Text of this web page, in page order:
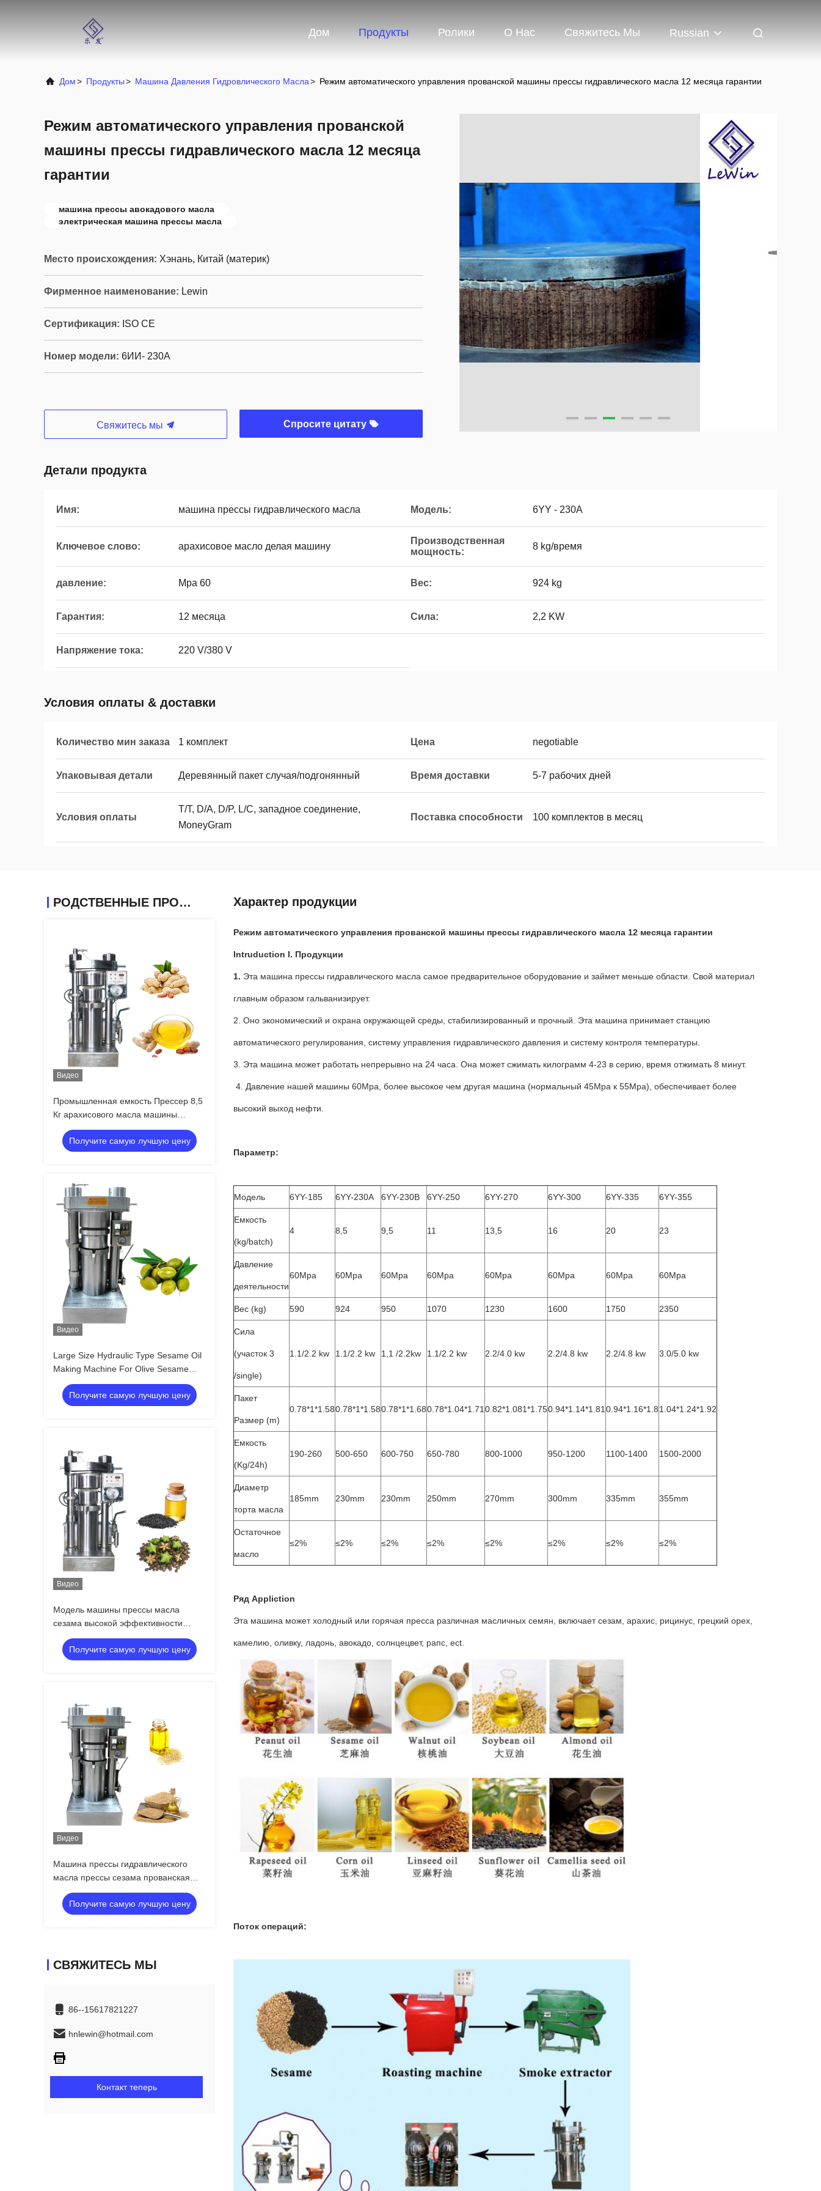
Дом Продукты Ролики О Нас Свяжитесь Мы Russian
Дом> Продукты> Машина Давления Гидровлического Масла> Режим автоматического управления прованской машины прессы гидравлического масла 12 месяца гарантии
Режим автоматического управления прованской
машины прессы гидравлического масла 12 месяца
гарантии
машина прессы авокадового масла
электрическая машина прессы масла
Место происхождения: Хэнань, Китай (материк)
Фирменное наименование: Lewin
Сертификация: ISO CE
Номер модели: 6ИИ- 230А
Свяжитесь мы Спросите цитату
Детали продукта
Имя: машина прессы гидравлического масла Модель: 6YY - 230A
Ключевое слово: арахисовое масло делая машину
Производственная
мощность:
8 kg/время
давление: Mpa 60 Вес: 924 kg
Гарантия: 12 месяца Сила: 2,2 KW
Напряжение тока: 220 V/380 V
Условия оплаты & доставки
Количество мин заказа 1 комплект Цена negotiable
Упаковывая детали Деревянный пакет случая/подгонянный Время доставки 5-7 рабочих дней
Условия оплаты
T/T, D/A, D/P, L/C, западное соединение,
MoneyGram
Поставка способности 100 комплектов в месяц
РОДСТВЕННЫЕ ПРОДУКТЫ
Видео
Промышленная емкость Прессер 8,5
Кг арахисового масла машины
прессы гидравлического масла/серии
Получите самую лучшую цену
Видео
Large Size Hydraulic Type Sesame Oil
Making Machine For Olive Sesame
Avocado
Получите самую лучшую цену
Видео
Модель машины прессы масла
сезама высокой эффективности
гидравлическая
Получите самую лучшую цену
Видео
Машина прессы гидравлического
масла прессы сезама прованская
горячая подгоняет напряжение тока
Получите самую лучшую цену
СВЯЖИТЕСЬ МЫ
86--15617821227
hnlewin@hotmail.com
Контакт теперь
Характер продукции
Режим автоматического управления прованской машины прессы гидравлического масла 12 месяца гарантии
Intruduction I. Продукции
1. Эта машина прессы гидравлического масла самое предварительное оборудование и займет меньше области. Свой материал
главным образом гальванизирует.
2. Оно экономический и охрана окружающей среды, стабилизированный и прочный. Эта машина принимает станцию
автоматического регулирования, систему управления гидравлического давления и систему контроля температуры.
3. Эта машина может работать непрерывно на 24 часа. Она может сжимать килограмм 4-23 в серию, время отжимать 8 минут.
4. Давление нашей машины 60Mpa, более высокое чем другая машина (нормальный 45Mpa к 55Mpa), обеспечивает более
высокий выход нефти.
Параметр:
Модель 6YY-185 6YY-230A 6YY-230B 6YY-250 6YY-270 6YY-300 6YY-335 6YY-355
Емкость
(kg/batch)
4 8,5 9,5 11 13,5 16 20 23
Давление
деятельности
60Mpa 60Mpa 60Mpa 60Mpa 60Mpa 60Mpa 60Mpa 60Mpa
Вес (kg) 590 924 950 1070 1230 1600 1750 2350
Сила
(участок 3
/single)
1.1/2.2 kw 1.1/2.2 kw 1,1 /2.2kw 1.1/2.2 kw 2.2/4.0 kw 2.2/4.8 kw 2.2/4.8 kw 3.0/5.0 kw
Пакет
Размер (m)
0.78*1*1.580.78*1*1.580.78*1*1.680.78*1.04*1.71 0.82*1.081*1.750.94*1.14*1.81 0.94*1.16*1.81.04*1.24*1.92
Емкость
(Kg/24h)
190-260 500-650 600-750 650-780 800-1000 950-1200 1100-1400 1500-2000
Диаметр
торта масла
185mm 230mm 230mm 250mm 270mm 300mm 335mm 355mm
Остаточное
масло
≤2% ≤2% ≤2% ≤2% ≤2% ≤2% ≤2% ≤2%
Ряд Appliction
Эта машина может холодный или горячая пресса различная масличных семян, включает сезам, арахис, рицинус, грецкий орех,
камелию, оливку, ладонь, авокадо, солнцецвет, рапс, ect.
Поток операций: